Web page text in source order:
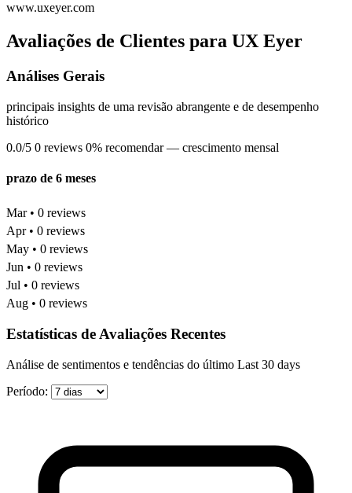
www.uxeyer.com
Avaliações de Clientes para UX Eyer
Análises Gerais
principais insights de uma revisão abrangente e de desempenho
histórico
0.0/5 0 reviews 0% recomendar — crescimento mensal
prazo de 6 meses
Mar • 0 reviews
Apr • 0 reviews
May • 0 reviews
Jun • 0 reviews
Jul • 0 reviews
Aug • 0 reviews
Estatísticas de Avaliações Recentes
Análise de sentimentos e tendências do último Last 30 days
Período: